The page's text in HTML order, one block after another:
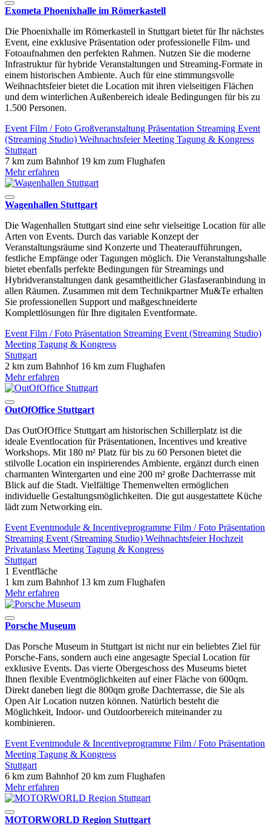
Exometa Phoenixhalle im Römerkastell
Die Phoenixhalle im Römerkastell in Stuttgart bietet für Ihr nächstes
Event, eine exklusive Präsentation oder professionelle Film- und
Fotoaufnahmen den perfekten Rahmen. Nutzen Sie die moderne
Infrastruktur für hybride Veranstaltungen und Streaming-Formate in
einem historischen Ambiente. Auch für eine stimmungsvolle
Weihnachtsfeier bietet die Location mit ihren vielseitigen Flächen
und dem winterlichen Außenbereich ideale Bedingungen für bis zu
1.500 Personen.
Event Film / Foto Großveranstaltung Präsentation Streaming Event
(Streaming Studio) WeihnachtsfeierMeeting Tagung & Kongress
Stuttgart
7 km zum Bahnhof 19 km zum Flughafen
Mehr erfahren
Wagenhallen Stuttgart
Die Wagenhallen Stuttgart sind eine sehr vielseitige Location für alle
Arten von Events. Durch das variable Konzept der
Veranstaltungsräume sind Konzerte und Theateraufführungen,
festliche Empfänge oder Tagungen möglich. Die Veranstaltungshalle
bietet ebenfalls perfekte Bedingungen für Streamings und
Hybridveranstaltungen dank gesamtheitlicher Glasfaseranbindung in
allen Räumen. Zusammen mit dem Technikpartner Mu&Te erhalten
Sie professionellen Support und maßgeschneiderte
Komplettlösungen für Ihre digitalen Eventformate.
Event Film / Foto Präsentation Streaming Event (Streaming Studio)
Meeting Tagung & Kongress
Stuttgart
2 km zum Bahnhof 16 km zum Flughafen
Mehr erfahren
OutOfOffice Stuttgart
Das OutOfOffice Stuttgart am historischen Schillerplatz ist die
ideale Eventlocation für Präsentationen, Incentives und kreative
Workshops. Mit 180 m² Platz für bis zu 60 Personen bietet die
stilvolle Location ein inspirierendes Ambiente, ergänzt durch einen
charmanten Wintergarten und eine 200 m² große Dachterrasse mit
Blick auf die Stadt. Vielfältige Themenwelten ermöglichen
individuelle Gestaltungsmöglichkeiten. Die gut ausgestattete Küche
lädt zum Networking ein.
Event Eventmodule & Incentiveprogramme Film / Foto Präsentation
Streaming Event (Streaming Studio) WeihnachtsfeierHochzeit
Privatanlass Meeting Tagung & Kongress
Stuttgart
1 Eventfläche
1 km zum Bahnhof 13 km zum Flughafen
Mehr erfahren
Porsche Museum
Das Porsche Museum in Stuttgart ist nicht nur ein beliebtes Ziel für
Porsche-Fans, sondern auch eine angesagte Special Location für
exklusive Events. Das vierte Obergeschoss des Museums bietet
Ihnen flexible Eventmöglichkeiten auf einer Fläche von 600qm.
Direkt daneben liegt die 800qm große Dachterrasse, die Sie als
Open Air Location nutzen können. Natürlich besteht die
Möglichkeit, Indoor- und Outdoorbereich miteinander zu
kombinieren.
Event Eventmodule & Incentiveprogramme Film / Foto Präsentation
Meeting Tagung & Kongress
Stuttgart
6 km zum Bahnhof 20 km zum Flughafen
Mehr erfahren
MOTORWORLD Region Stuttgart